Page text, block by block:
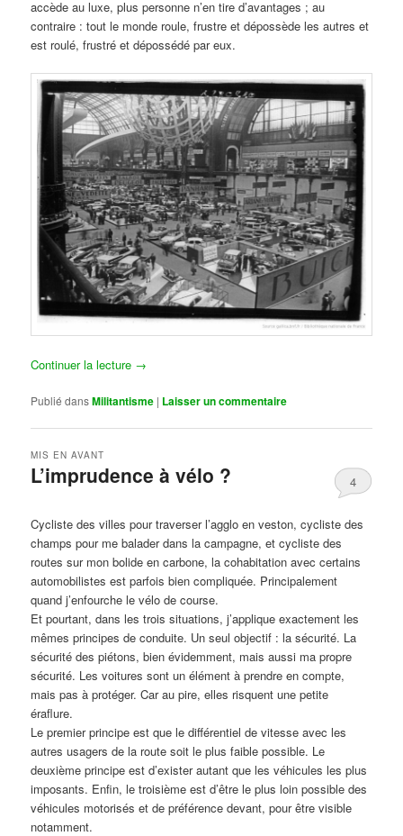
accède au luxe, plus personne n’en tire d’avantages ; au
contraire : tout le monde roule, frustre et dépossède les autres et
est roulé, frustré et dépossédé par eux.
Continuer la lecture →
Publié dansMilitantisme | Laisser un commentaire
L’imprudence à vélo ?
MIS EN AVANT
4
Cycliste des villes pour traverser l’agglo en veston, cycliste des
champs pour me balader dans la campagne, et cycliste des
routes sur mon bolide en carbone, la cohabitation avec certains
automobilistes est parfois bien compliquée. Principalement
quand j’enfourche le vélo de course.
Et pourtant, dans les trois situations, j’applique exactement les
mêmes principes de conduite. Un seul objectif : la sécurité. La
sécurité des piétons, bien évidemment, mais aussi ma propre
sécurité. Les voitures sont un élément à prendre en compte,
mais pas à protéger. Car au pire, elles risquent une petite
éraflure.
Le premier principe est que le différentiel de vitesse avec les
autres usagers de la route soit le plus faible possible. Le
deuxième principe est d’exister autant que les véhicules les plus
imposants. Enfin, le troisième est d’être le plus loin possible des
véhicules motorisés et de préférence devant, pour être visible
notamment.